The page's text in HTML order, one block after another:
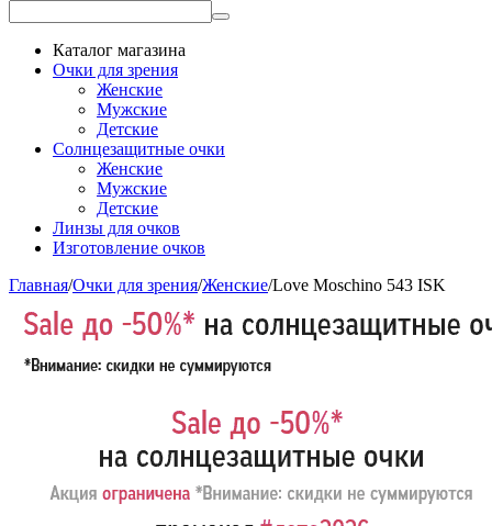
Каталог магазина
Очки для зрения
Женские
Мужские
Детские
Солнцезащитные очки
Женские
Мужские
Детские
Линзы для очков
Изготовление очков
Главная/Очки для зрения/Женские/Love Moschino 543 ISK